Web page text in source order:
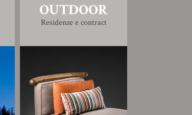
OUTDOOR
Residenze e contract